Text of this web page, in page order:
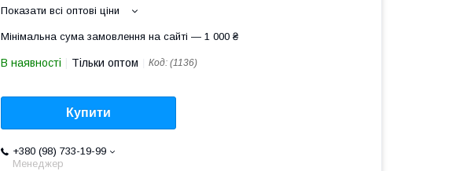
Показати всі оптові ціни
Мінімальна сума замовлення на сайті — 1 000 ₴
В наявності Тільки оптом Код: (1136)
Купити
+380 (98) 733-19-99
Менеджер